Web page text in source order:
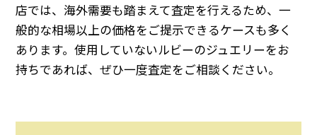
店では、海外需要も踏まえて査定を行えるため、一
般的な相場以上の価格をご提示できるケースも多く
あります。使用していないルビーのジュエリーをお
持ちであれば、ぜひ一度査定をご相談ください。